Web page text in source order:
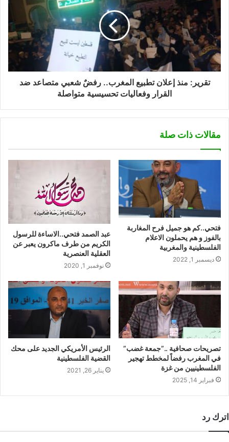
تقرير: منذ إعلان تطبيع المغرب.. رفضٌ شعبي متصاعد ضد
القرار وفعاليات تحسيسية متواصلة
مقالات ذات صلة
فتحي..كم هو جميل فرح المغاربة
بالفوز و هم يحملون الاعلام
الفلسطينية والمغربية
ديسمبر 1, 2022
عبد الصمد فتحي..الاساءة للرسول
الكريم من طرف ماكرون يعبر عن
العقلية العنصرية
نوفمبر 1, 2020
تصريحات صحافية ..”جمعة غضب”
في المغرب رفضاً لمخطط تهجير
الفلسطينيين من غزة
فبراير 14, 2025
الرئيس الأمريكي الجديد على محك
القضية الفلسطينية
يناير 26, 2021
اترك رد